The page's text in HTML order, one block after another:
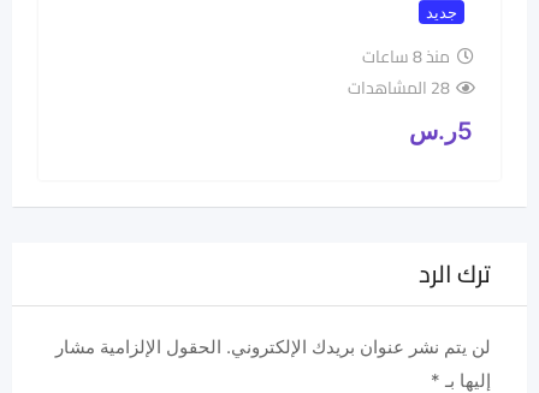
جديد
منذ 8 ساعات
28 المشاهدات
5ر.س
ترك الرد
لن يتم نشر عنوان بريدك الإلكتروني. الحقول الإلزامية مشار
إليها بـ *